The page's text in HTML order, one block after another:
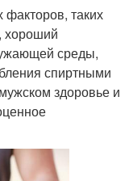
таких
хороший
среды,
спиртными
здоровье и